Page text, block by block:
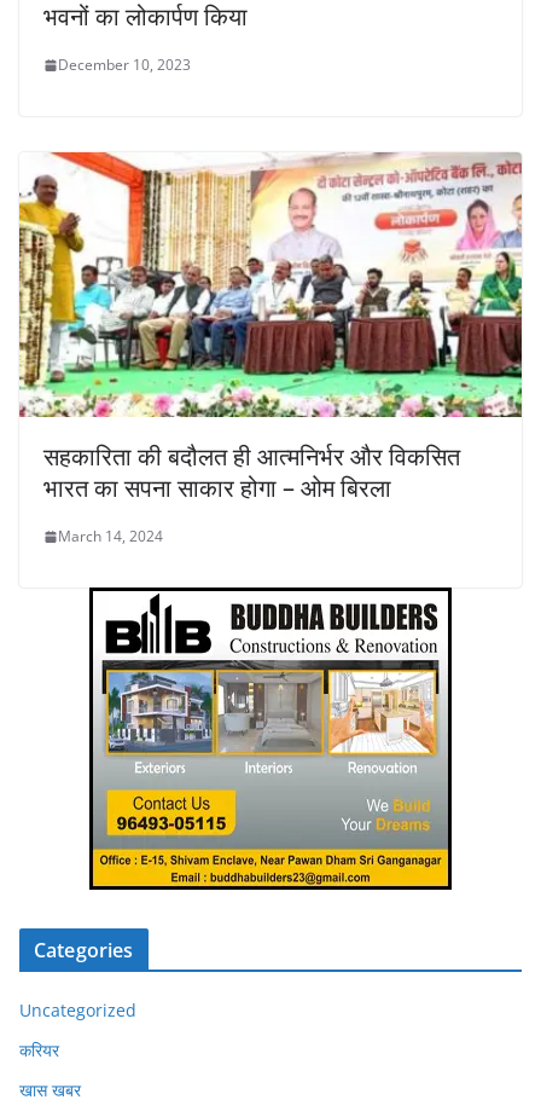
भवनों का लोकार्पण किया
December 10, 2023
सहकारिता की बदौलत ही आत्मनिर्भर और विकसित
भारत का सपना साकार होगा – ओम बिरला
March 14, 2024
Categories
Uncategorized
करियर
खास खबर